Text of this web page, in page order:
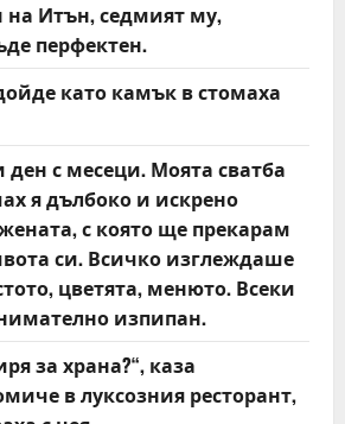
на Итън, седмият му,
перфектен.
като камък в стомаха
ден с месеци. Моята сватба
я дълбоко и искрено
с която ще прекарам
си. Всичко изглеждаше
цветята, менюто. Всеки
изпипан.
за храна?“, каза
в луксозния ресторант,